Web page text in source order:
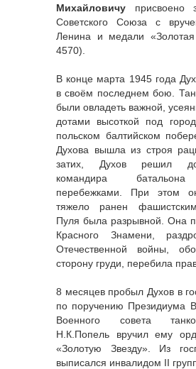
Михайловичу присвоено
Советского Союза с
Ленина и медали
4570).
В конце марта 1945 года
в своём последнем бою.
были овладеть важной,
дотами высоткой под
польском балтийском
Духова вышла из строя
затих, Духов решил
командира батальона
перебежками. При этом
тяжело ранен
Пуля была разрывной. Она
Красного Знамени,
Отечественной войны,
сторону груди, перебила
8 месяцев пробыл Духов в
по поручению Президиума
Военного совета
Н.К.Попель вручил ему
«Золотую Звезду». Из
выписался инвалидом II